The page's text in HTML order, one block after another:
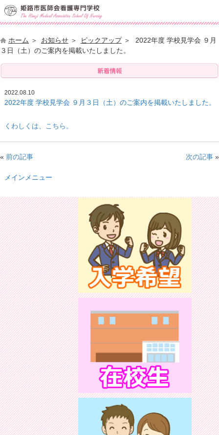
ホーム お知らせ ピックアップ
2022年度 学校見学会 ９月
３日（土）のご案内を掲載いたしました。
2022.08.10
2022年度 学校見学会 ９月３日（土）のご案内を掲載いたしました。
くわしくは、こちら。
« 前の記事 次の記事 »
メインメニュー